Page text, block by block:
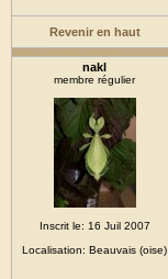
Revenir en haut
nakl
membre régulier
Inscrit le: 16 Juil 2007
Localisation: Beauvais (oise)